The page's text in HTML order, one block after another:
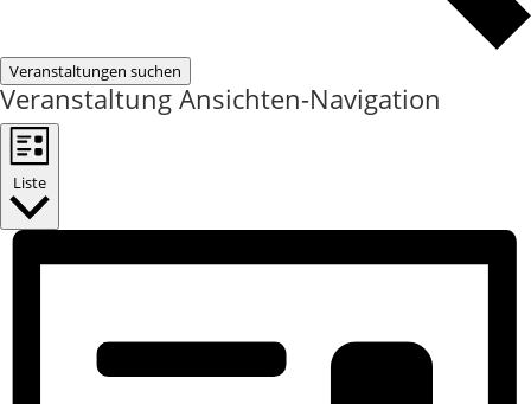
Veranstaltungen suchen
Veranstaltung Ansichten-Navigation
Liste